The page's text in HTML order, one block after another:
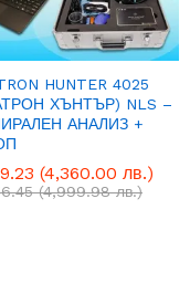
HUNTER 4025
ХЪНТЪР) NLS –
АНАЛИЗ +
(4,360.00 лв.)
(4,999.98 лв.)